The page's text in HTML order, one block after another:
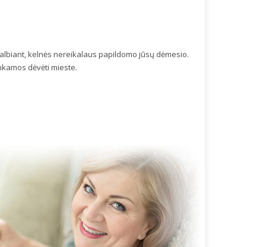
kelnės nereikalaus papildomo jūsų dėmesio.
dėvėti mieste.